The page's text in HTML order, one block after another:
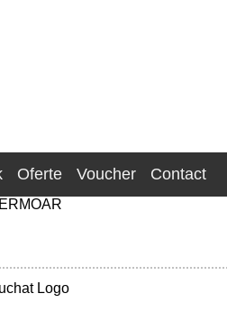
Oferte Voucher Contact